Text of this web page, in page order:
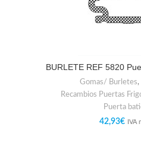
BURLETE REF 5820
Gomas/ Burletes,
Recambios Puertas
Puerta
42,93€ IVA